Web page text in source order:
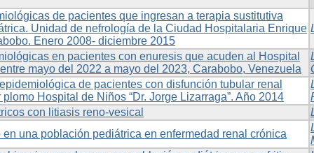
de pacientes que ingresan a terapia sustitutiva
Unidad de nefrología de la Ciudad Hospitalaria Enrique
Enero 2008- diciembre 2015
en pacientes con enuresis que acuden al Hospital
mayo del 2022 a mayo del 2023, Carabobo, Venezuela
de pacientes con disfunción tubular renal
Hospital de Niños “Dr. Jorge Lizarraga”. Año 2014
con litiasis reno-vesical
una población pediátrica en enfermedad renal crónica